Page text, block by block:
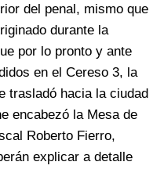
del penal, mismo que
durante la
por lo pronto y ante
en el Cereso 3, la
trasladó hacia la ciudad
encabezó la Mesa de
Roberto Fierro,
explicar a detalle